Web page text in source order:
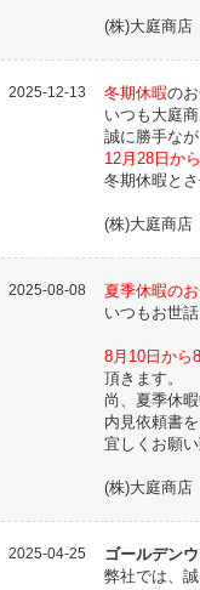
(株)大庭商店
2025-12-13 冬期休暇の
いつも大庭
誠に勝手な
12月28日か
冬期休暇と
(株)大庭商店
2025-08-08
夏季休暇の
いつもお世
8月10日から
頂きます。
尚、夏季休
内見依頼書
宜しくお願
(株)大庭商店
2025-04-25
ゴールデン
弊社では、